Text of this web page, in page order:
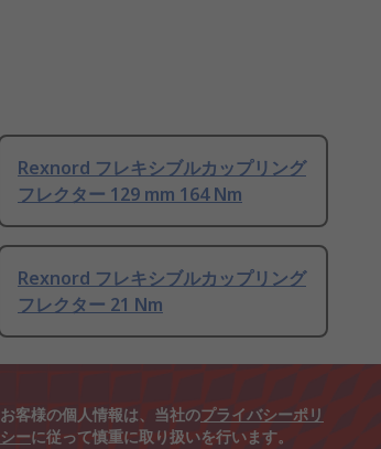
Rexnord フレキシブルカップリング
フレクター 129 mm 164 Nm
Rexnord フレキシブルカップリング
フレクター 21 Nm
お客様の個人情報は、当社のプライバシーポリ
シーに従って慎重に取り扱いを行います。